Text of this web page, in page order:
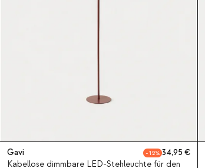
Gavi 12
34,95
Kabellose dimmbare LED-Stehleuchte für den